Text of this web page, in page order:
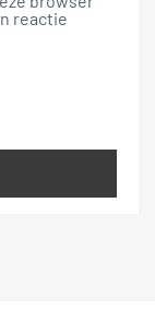
reactie